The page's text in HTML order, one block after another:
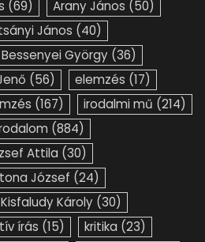
(69) Arany János (50)
János (40)
Bessenyei György (36)
(56) elemzés (17)
(167) irodalmi mű (214)
(884)
Attila (30)
József (24)
Kisfaludy Károly (30)
írás (15) kritika (23)